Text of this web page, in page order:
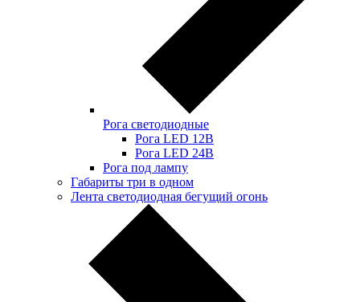
Рога светодиодные
Рога LED 12В
Рога LED 24В
Рога под лампу
Габариты три в одном
Лента светодиодная бегущий огонь